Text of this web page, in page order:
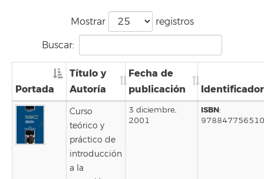
Mostrar
registros
Buscar:
Portada
Título y
Autoría
Fecha de
publicación
Identificador
Curso
teórico y
práctico de
introducción
a la
3 diciembre,
2001
ISBN: